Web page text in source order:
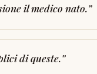
il medico nato.”
di queste.”